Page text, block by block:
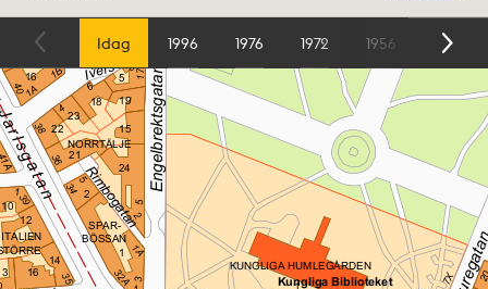
Karta Idag 1996 1976 1972 1956 1954